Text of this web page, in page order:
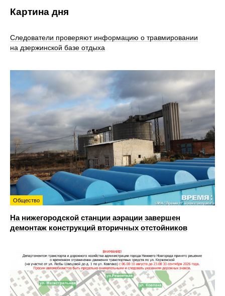
Картина дня
Следователи проверяют информацию о травмировании
на дзержинской базе отдыха
Общество
На нижегородской станции аэрации завершен
демонтаж конструкций вторичных отстойников